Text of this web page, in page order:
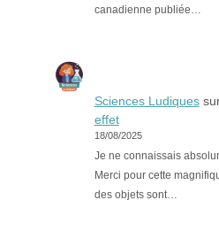
canadienne publiée…
Sciences Ludiques
effet
18/08/2025
Je ne connaissais
Merci pour cette
des objets sont…